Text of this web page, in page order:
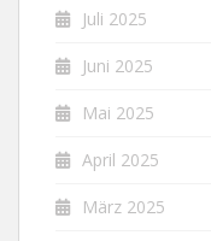
Juli 2025
Juni 2025
Mai 2025
April 2025
März 2025